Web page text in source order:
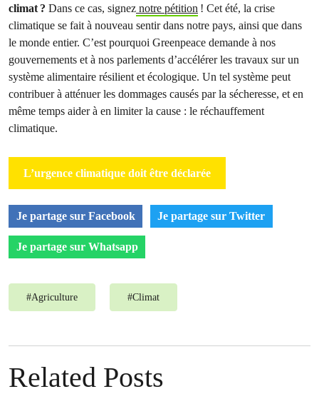
climat ? Dans ce cas, signez notre pétition ! Cet été, la crise
climatique se fait à nouveau sentir dans notre pays, ainsi que dans
le monde entier. C’est pourquoi Greenpeace demande à nos
gouvernements et à nos parlements d’accélérer les travaux sur un
système alimentaire résilient et écologique. Un tel système peut
contribuer à atténuer les dommages causés par la sécheresse, et en
même temps aider à en limiter la cause : le réchauffement
climatique.
L’urgence climatique doit être déclarée
Je partage sur Facebook Je partage sur Twitter
Je partage sur Whatsapp
#Agriculture #Climat
Related Posts